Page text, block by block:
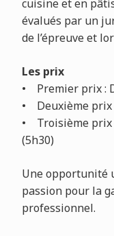
cuisine et en
évalués par un
de l’épreuve et
Les prix
• Premier prix :
• Deuxième prix
• Troisième prix
(5h30)
Une opportunité
passion pour la
professionnel.